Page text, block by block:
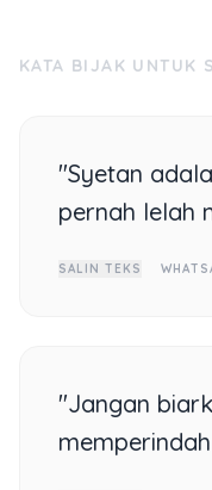
KATA BIJAK UNTUK
"Syetan
pernah lelah
SALIN TEKS
"Jangan